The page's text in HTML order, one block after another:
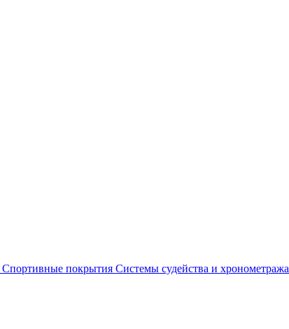
Спортивные покрытия Системы судейства и хронометража